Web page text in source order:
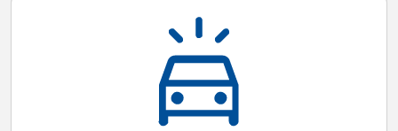
Cobertura de daños materiales por accidentes,
colisiones o incendios